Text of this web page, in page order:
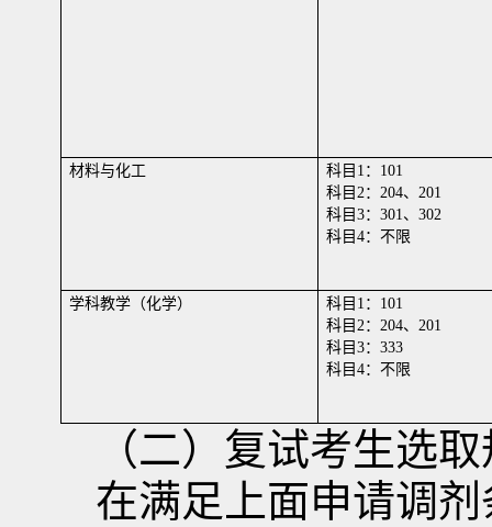
材料与化工 科目 1 ： 101
科目 2： 204、 201
科目 3： 301、 302
科目 4：不限
学科教学（化学） 科目 1 ： 101
科目 2： 204、 201
科目 3： 333
科目 4：不限
（二）复试考生选
在满足上面申请调